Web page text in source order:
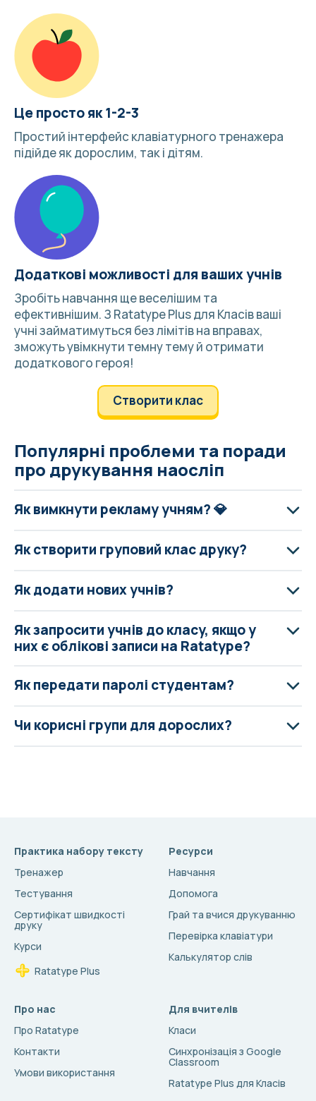
Це просто як 1-2-3
Простий інтерфейс клавіатурного тренажера
підійде як дорослим, так і дітям.
Додаткові можливості для ваших учнів
Зробіть навчання ще веселішим та
ефективнішим. З Ratatype Plus для Класівваші
учні займатимуться без лімітів на вправах,
зможуть увімкнути темну тему й отримати
додаткового героя!
Створити клас
Популярні проблеми та поради
про друкування наосліп
Як вимкнути рекламу учням? 💎
Як створити груповий клас друку?
Як додати нових учнів?
Як запросити учнів до класу, якщо у
них є облікові записи на Ratatype?
Як передати паролі студентам?
Чи корисні групи для дорослих?
Практика набору тексту
Тренажер
Тестування
Сертифікат швидкості
друку
Курси
Ratatype Plus
Ресурси
Навчання
Допомога
Грай та вчися друкуванню
Перевірка клавіатури
Калькулятор слів
Про нас
Про Ratatype
Контакти
Умови використання
Для вчителів
Класи
Синхронізація з Google
Classroom
Ratatype Plus для Класів